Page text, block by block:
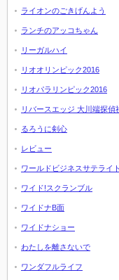
ライオンのごきげんよう
ランチのアッコちゃん
リーガルハイ
リオオリンピック2016
リオパラリンピック2016
リバースエッジ 大川端探偵
るろうに剣心
レビュー
ワールドビジネスサテライト
ワイド!スクランブル
ワイドナB面
ワイドナショー
わたしを離さないで
ワンダフルライフ